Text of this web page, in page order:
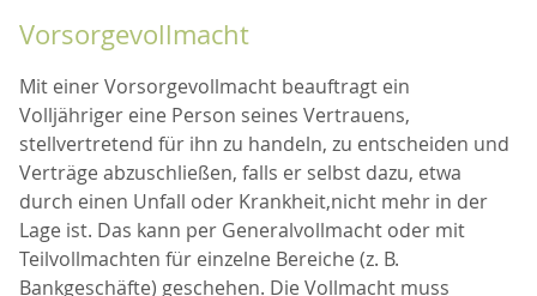
Vorsorgevollmacht
Mit einer Vorsorgevollmacht beauftragt ein
Volljähriger eine Person seines Vertrauens,
stellvertretend für ihn zu handeln, zu entscheiden und
Verträge abzuschließen, falls er selbst dazu, etwa
durch einen Unfall oder Krankheit,nicht mehr in der
Lage ist. Das kann per Generalvollmacht oder mit
Teilvollmachten für einzelne Bereiche (z. B.
Bankgeschäfte) geschehen. Die Vollmacht muss